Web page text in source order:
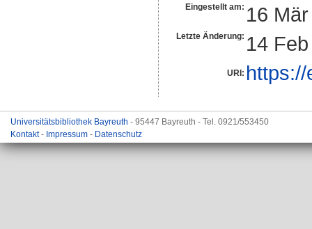
Eingestellt am: 16
Letzte Änderung: 14
URI:
Universitätsbibliothek Bayreuth - 95447 Bayreuth - Tel. 0921/553450
Kontakt- Impressum - Datenschutz